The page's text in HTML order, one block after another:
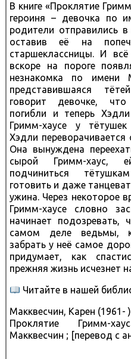
В книге «Проклятие
героиня – девочка по
родители отправились в
оставив её на
старшеклассницы. И
вскоре на пороге
незнакомка по имени
представившаяся
говорит девочке,
погибли и теперь
Гримм-хаусе у
Хэдли переворачивается
Она вынуждена
сырой Гримм-хаус,
подчиниться
готовить и даже
ужина. Через некоторое
Гримм-хаусе словно
начинает подозревать,
самом деле ведьмы,
забрать у неё самое
придумает, как
прежняя жизнь исчезнет
Читайте в нашей
Макквесчин, Карен (1961-
Проклятие Гримм-
Макквесчин ; [перевод с